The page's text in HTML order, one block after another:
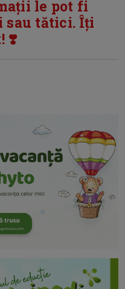
le pot fi
sau tătici. Îți
❣️